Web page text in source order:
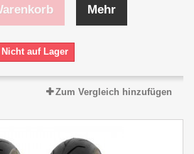
Mehr
Nicht auf Lager
Zum Vergleich hinzufügen